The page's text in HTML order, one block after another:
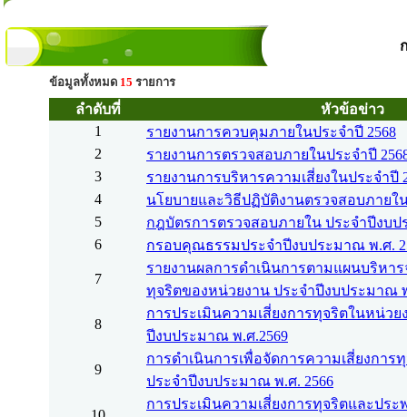
ข้อมูลทั้งหมด 15 รายการ
ลำดับที่
หัวข้อข่าว
1
รายงานการควบคุมภายในประจำปี 2568
2
รายงานการตรวจสอบภายในประจำปี
3
รายงานการบริหารความเสี่ยงในประจำปี
4
นโยบายและวิธีปฏิบัติงานตรวจสอบภายใ
5
กฎบัตรการตรวจสอบภายใน ประจำปีงบป
6
กรอบคุณธรรมประจำปีงบประมาณ พ.ศ.
7
รายงานผลการดำเนินการตามแผนบริหา
ทุจริตของหน่วยงาน ประจำปีงบประมาณ
8
การประเมินความเสี่ยงการทุจริตในหน่ว
ปีงบประมาณ พ.ศ.2569
9
การดำเนินการเพื่อจัดการความเสี่ยงกา
ประจำปีงบประมาณ พ.ศ. 2566
การประเมินความเสี่ยงการทุจริตและปร